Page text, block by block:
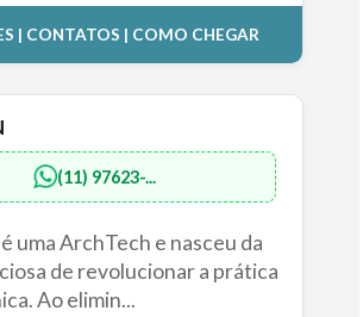
| CONTATOS | COMO CHEGAR
(11) 97623-...
uma ArchTech e nasceu da
de revolucionar a prática
Ao elimin...